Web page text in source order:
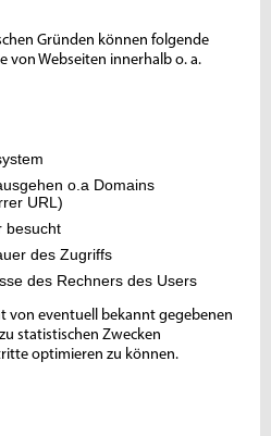
Gründen können folgende
von Webseiten innerhalb o. a.
o.a Domains
URL)
besucht
des Zugriffs
des Rechners des Users
von eventuell bekannt gegebenen
statistischen Zwecken
optimieren zu können.